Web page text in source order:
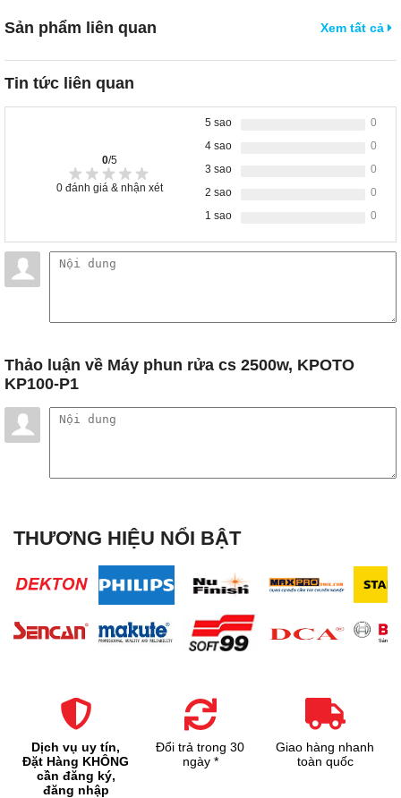
Sản phẩm liên quan Xem tất cả
Tin tức liên quan
0/5
0 đánh giá & nhận xét
5 sao
0
4 sao
0
3 sao
0
2 sao
0
1 sao
0
Thảo luận về Máy phun rửa cs 2500w, KPOTO
KP100-P1
THƯƠNG HIỆU NỔI BẬT
Dịch vụ uy tín,
Đặt Hàng KHÔNG
cần đăng ký,
đăng nhập
Đổi trả trong 30
ngày *
Giao hàng nhanh
toàn quốc